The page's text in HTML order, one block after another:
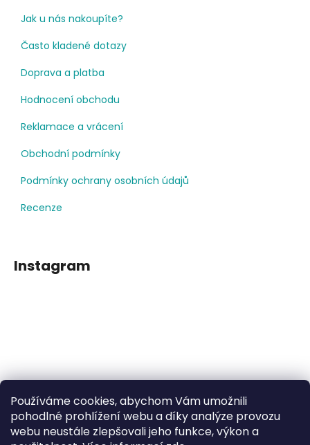
Používáme cookies, abychom Vám umožnili
pohodlné prohlížení webu a díky analýze provozu
webu neustále zlepšovali jeho funkce, výkon a
Jak u nás nakoupíte?
Často kladené dotazy
Doprava a platba
Hodnocení obchodu
Reklamace a vrácení
Obchodní podmínky
Podmínky ochrany osobních údajů
Recenze
Instagram
Sledovat na Instagramu